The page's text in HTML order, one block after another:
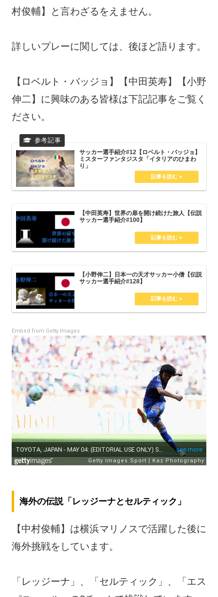
村俊輔】と言わざるをえません。
詳しいプレーに関しては、後ほど語ります。
【ロベルト・バッジョ】【中田英寿】【小野
伸二】に興味のある皆様は下記記事をご覧く
ださい。
サッカー選手紹介#12【ロベルト・バッジョ】
ミスターファンタジスタ「イタリアのひまわ
り」
【中田英寿】世界の扉を開け続けた旅人【伝説
サッカー選手紹介#100】
【小野伸二】日本一の天才サッカー小僧【伝説
サッカー選手紹介#128】
Embed from Getty Images
海外の伝説「レッジーナとセルティック」
【中村俊輔】は横浜マリノスで活躍した後に
海外挑戦をしています。
「レッジーナ」、「セルティック」、「エス